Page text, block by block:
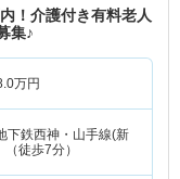
！介護付き有料老人
集♪
万円
下鉄西神・山手線(新
徒歩7分）